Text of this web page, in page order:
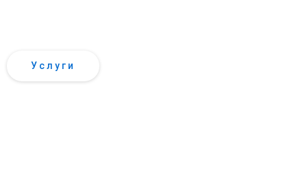
Услуги